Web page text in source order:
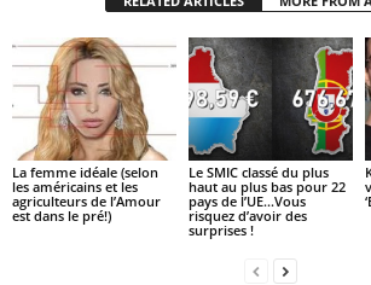
La femme idéale (selon
les américains et les
agriculteurs de l’Amour
est dans le pré!)
Le SMIC classé du plus
haut au plus bas pour 22
pays de l’UE…Vous
risquez d’avoir des
surprises !